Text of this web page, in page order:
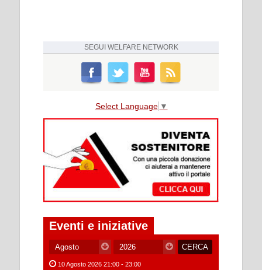
SEGUI WELFARE NETWORK
Select Language ▼
Eventi e iniziative
10 Agosto 2026 21:00 - 23:00